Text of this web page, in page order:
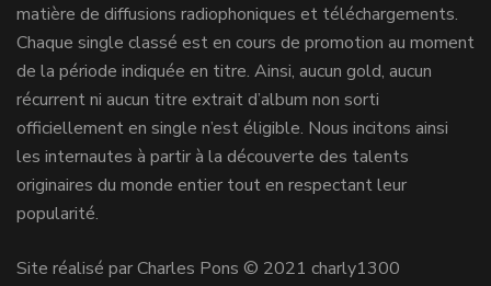
matière de diffusions radiophoniques et téléchargements.
Chaque single classé est en cours de promotion au moment
de la période indiquée en titre. Ainsi, aucun gold, aucun
récurrent ni aucun titre extrait d’album non sorti
officiellement en single n’est éligible. Nous incitons ainsi
les internautes à partir à la découverte des talents
originaires du monde entier tout en respectant leur
popularité.
Site réalisé par Charles Pons © 2021 charly1300